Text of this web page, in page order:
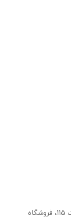
تهران، خیابان امام خمینی، میدان حسن آباد، پلاک 115، فروشگاه